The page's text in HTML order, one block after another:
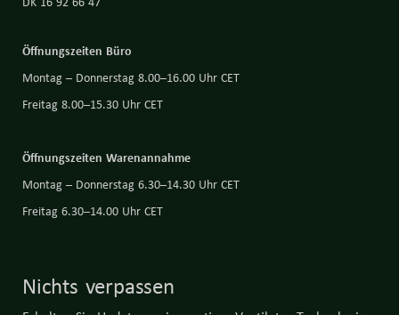
Nichts verpassen
Öffnungszeiten Büro
Montag – Donnerstag 8.00–16.00 Uhr CET
Freitag 8.00–15.30 Uhr CET
Öffnungszeiten Warenannahme
Montag – Donnerstag 6.30–14.30 Uhr CET
Freitag 6.30–14.00 Uhr CET